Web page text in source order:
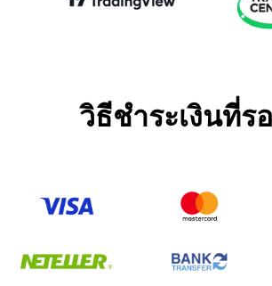
วิธีชำระเงินที่ร